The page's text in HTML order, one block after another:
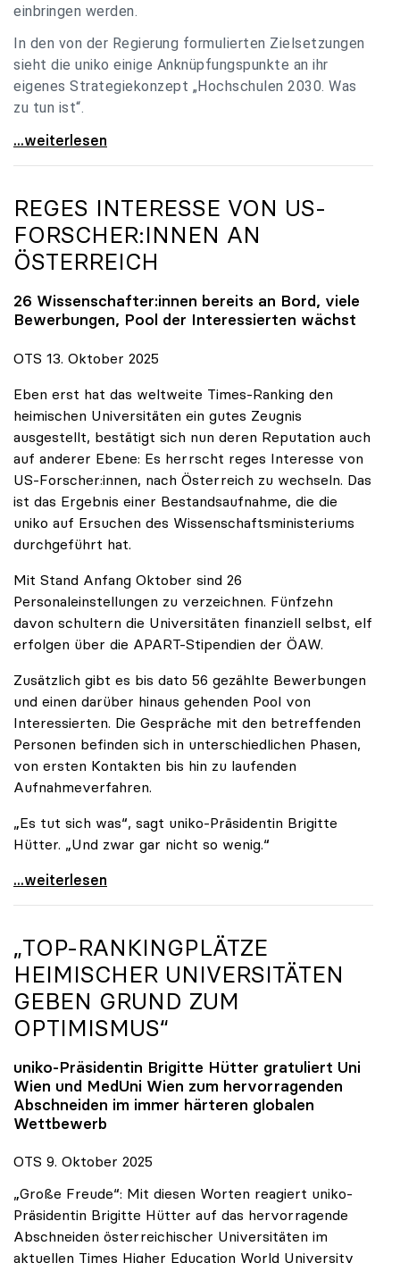
einbringen werden.
In den von der Regierung formulierten Zielsetzungen
sieht die uniko einige Anknüpfungspunkte an ihr
eigenes Strategiekonzept „Hochschulen 2030. Was
zu tun ist“.
Universitäten: Hochschulstrategie 2040 muss eine
...weiterlesen
REGES INTERESSE VON US-
FORSCHER:INNEN AN
ÖSTERREICH
26 Wissenschafter:innen bereits an Bord, viele
Bewerbungen, Pool der Interessierten wächst
OTS 13. Oktober 2025
Eben erst hat das weltweite Times-Ranking den
heimischen Universitäten ein gutes Zeugnis
ausgestellt, bestätigt sich nun deren Reputation auch
auf anderer Ebene: Es herrscht reges Interesse von
US-Forscher:innen, nach Österreich zu wechseln. Das
ist das Ergebnis einer Bestandsaufnahme, die die
uniko auf Ersuchen des Wissenschaftsministeriums
durchgeführt hat.
Mit Stand Anfang Oktober sind 26
Personaleinstellungen zu verzeichnen. Fünfzehn
davon schultern die Universitäten finanziell selbst, elf
erfolgen über die APART-Stipendien der ÖAW.
Zusätzlich gibt es bis dato 56 gezählte Bewerbungen
und einen darüber hinaus gehenden Pool von
Interessierten. Die Gespräche mit den betreffenden
Personen befinden sich in unterschiedlichen Phasen,
von ersten Kontakten bis hin zu laufenden
Aufnahmeverfahren.
„Es tut sich was“, sagt uniko-Präsidentin Brigitte
Hütter. „Und zwar gar nicht so wenig.“
Reges Interesse von US-Forscher:innen an
...weiterlesen
„TOP-RANKINGPLÄTZE
HEIMISCHER UNIVERSITÄTEN
GEBEN GRUND ZUM
OPTIMISMUS“
uniko-Präsidentin Brigitte Hütter gratuliert Uni
Wien und MedUni Wien zum hervorragenden
Abschneiden im immer härteren globalen
Wettbewerb
OTS 9. Oktober 2025
„Große Freude“: Mit diesen Worten reagiert uniko-
Präsidentin Brigitte Hütter auf das hervorragende
Abschneiden österreichischer Universitäten im
aktuellen Times Higher Education World University